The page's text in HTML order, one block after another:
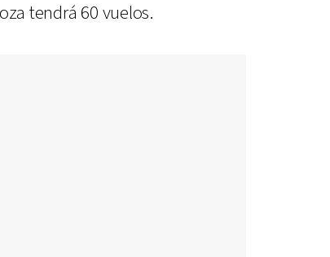
tendrá 60 vuelos.